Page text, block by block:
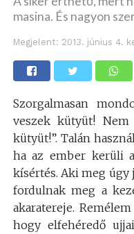
masina. És nagyon
Megjelent: 2013. június 4.
Szorgalmasan
veszek kütyüt!
kütyüt!”. Talán
ha az ember kerüli
kísértés. Aki meg
fordulnak meg a
akaratereje.
hogy elfehéredő